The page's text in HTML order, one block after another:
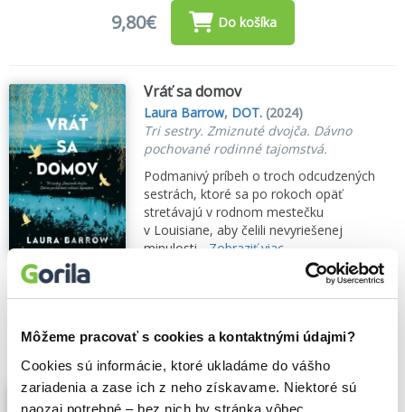
Môžeme pracovať s cookies a kontaktnými údajmi?
Cookies sú informácie, ktoré ukladáme do vášho
zariadenia a zase ich z neho získavame. Niektoré sú
naozaj potrebné – bez nich by stránka vôbec
9,80€ Do košíka
Vráť sa domov
Laura Barrow, DOT. (2024)
Tri sestry. Zmiznuté dvojča. Dávno
pochované rodinné tajomstvá.
Podmanivý príbeh o troch odcudzených
sestrách, ktoré sa po rokoch opäť
stretávajú v rodnom mestečku
v Louisiane, aby čelili nevyriešenej
minulosti... Zobraziť viac
Vráť sa domov (e-kniha)